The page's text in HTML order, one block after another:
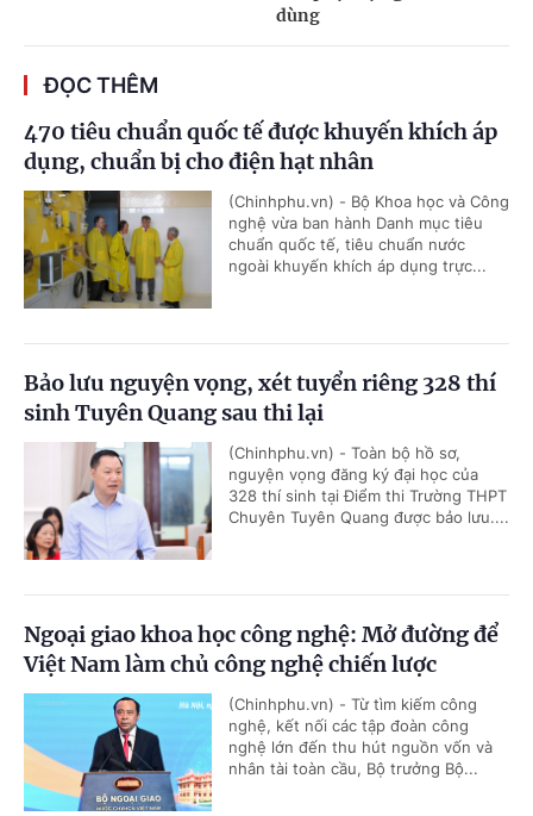
dùng
ĐỌC THÊM
470 tiêu chuẩn quốc tế được khuyến khích áp
dụng, chuẩn bị cho điện hạt nhân
(Chinhphu.vn) - Bộ Khoa học và Công
nghệ vừa ban hành Danh mục tiêu
chuẩn quốc tế, tiêu chuẩn nước
ngoài khuyến khích áp dụng trực...
Bảo lưu nguyện vọng, xét tuyển riêng 328 thí
sinh Tuyên Quang sau thi lại
(Chinhphu.vn) - Toàn bộ hồ sơ,
nguyện vọng đăng ký đại học của
328 thí sinh tại Điểm thi Trường THPT
Chuyên Tuyên Quang được bảo lưu....
Ngoại giao khoa học công nghệ: Mở đường để
Việt Nam làm chủ công nghệ chiến lược
(Chinhphu.vn) - Từ tìm kiếm công
nghệ, kết nối các tập đoàn công
nghệ lớn đến thu hút nguồn vốn và
nhân tài toàn cầu, Bộ trưởng Bộ...